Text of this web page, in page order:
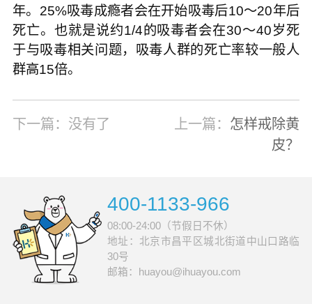
年。25%吸毒成瘾者会在开始吸毒后10～20年后
死亡。也就是说约1/4的吸毒者会在30～40岁死
于与吸毒相关问题，吸毒人群的死亡率较一般人
群高15倍。
下一篇：没有了 上一篇： 怎样戒除黄
皮？
400-1133-966
08:00-24:00（节假日不休）
地址：北京市昌平区城北街道中山口路临
30号
邮箱：huayou@ihuayou.com